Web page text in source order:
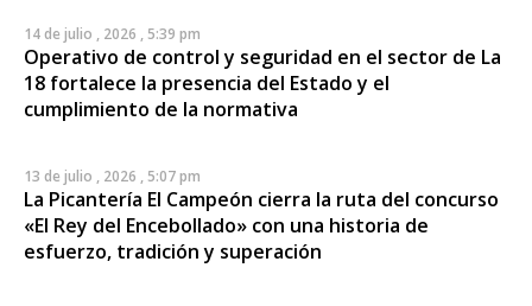
14 de julio , 2026 , 5:39 pm
Operativo de control y seguridad en el sector de La
18 fortalece la presencia del Estado y el
cumplimiento de la normativa
13 de julio , 2026 , 5:07 pm
La Picantería El Campeón cierra la ruta del concurso
«El Rey del Encebollado» con una historia de
esfuerzo, tradición y superación